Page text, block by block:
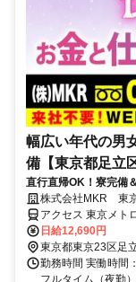
幅広い年代の男
備【東京都足立
直行直帰OK！寮完備
ます！
株式会社MKR 東
アクセス 東京メト
谷線 北千住東口徒
分 東京都足立区エ
駅、谷在家駅、六
日給12,690円
東京都東京23区足
勤務時間 実働時間
フルタイム（夜勤